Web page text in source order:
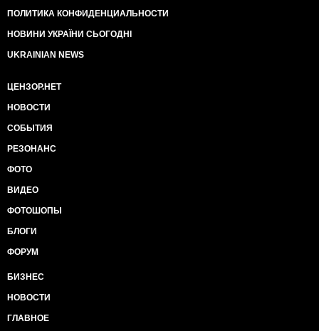
ПОЛИТИКА КОНФИДЕНЦИАЛЬНОСТИ
НОВИНИ УКРАЇНИ СЬОГОДНІ
UKRAINIAN NEWS
ЦЕНЗОР.НЕТ
НОВОСТИ
СОБЫТИЯ
РЕЗОНАНС
ФОТО
ВИДЕО
ФОТОШОПЫ
БЛОГИ
ФОРУМ
БИЗНЕС
НОВОСТИ
ГЛАВНОЕ